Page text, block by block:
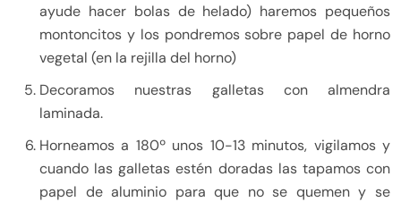
ayude hacer bolas de helado) haremos pequeños
montoncitos y los pondremos sobre papel de horno
vegetal (en la rejilla del horno)
Decoramos nuestras galletas con almendra
laminada.
Horneamos a 180º unos 10-13 minutos, vigilamos y
cuando las galletas estén doradas las tapamos con
papel de aluminio para que no se quemen y se